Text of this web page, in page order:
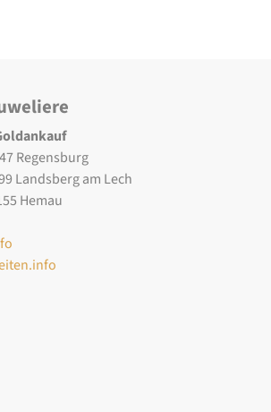
Regensburg
Landsberg am Lech
Hemau